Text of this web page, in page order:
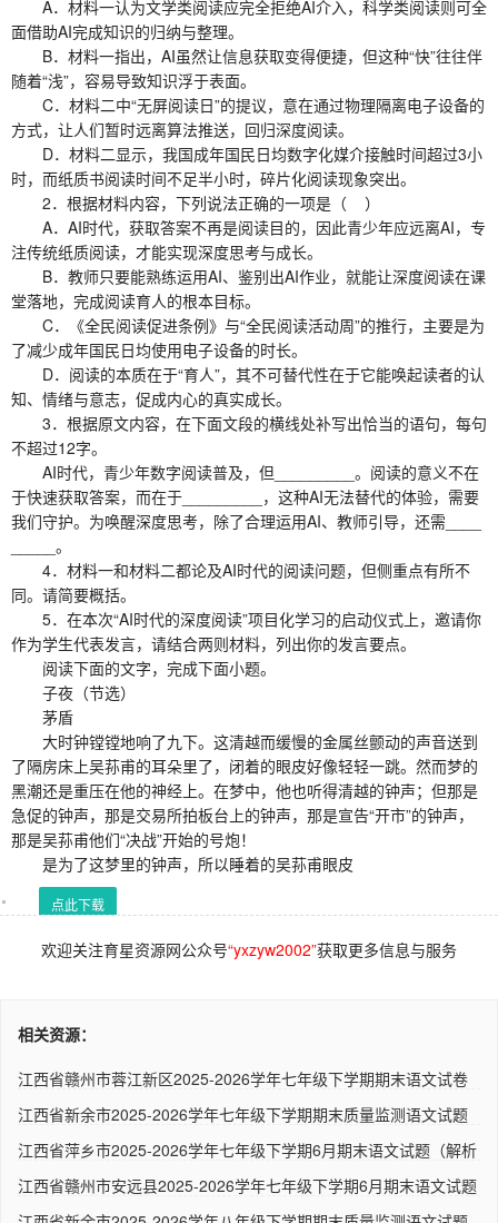
A．材料一认为文学类阅读应完全拒绝AI介入，科学类阅读则可全
面借助AI完成知识的归纳与整理。
B．材料一指出，AI虽然让信息获取变得便捷，但这种“快”往往伴
随着“浅”，容易导致知识浮于表面。
C．材料二中“无屏阅读日”的提议，意在通过物理隔离电子设备的
方式，让人们暂时远离算法推送，回归深度阅读。
D．材料二显示，我国成年国民日均数字化媒介接触时间超过3小
时，而纸质书阅读时间不足半小时，碎片化阅读现象突出。
2．根据材料内容，下列说法正确的一项是（ ）
A．AI时代，获取答案不再是阅读目的，因此青少年应远离AI，专
注传统纸质阅读，才能实现深度思考与成长。
B．教师只要能熟练运用AI、鉴别出AI作业，就能让深度阅读在课
堂落地，完成阅读育人的根本目标。
C．《全民阅读促进条例》与“全民阅读活动周”的推行，主要是为
了减少成年国民日均使用电子设备的时长。
D．阅读的本质在于“育人”，其不可替代性在于它能唤起读者的认
知、情绪与意志，促成内心的真实成长。
3．根据原文内容，在下面文段的横线处补写出恰当的语句，每句
不超过12字。
AI时代，青少年数字阅读普及，但_________。阅读的意义不在
于快速获取答案，而在于_________，这种AI无法替代的体验，需要
我们守护。为唤醒深度思考，除了合理运用AI、教师引导，还需____
_____。
4．材料一和材料二都论及AI时代的阅读问题，但侧重点有所不
同。请简要概括。
5．在本次“AI时代的深度阅读”项目化学习的启动仪式上，邀请你
作为学生代表发言，请结合两则材料，列出你的发言要点。
阅读下面的文字，完成下面小题。
子夜（节选）
茅盾
大时钟镗镗地响了九下。这清越而缓慢的金属丝颤动的声音送到
了隔房床上吴荪甫的耳朵里了，闭着的眼皮好像轻轻一跳。然而梦的
黑潮还是重压在他的神经上。在梦中，他也听得清越的钟声；但那是
急促的钟声，那是交易所拍板台上的钟声，那是宣告“开市”的钟声，
那是吴荪甫他们“决战”开始的号炮！
是为了这梦里的钟声，所以睡着的吴荪甫眼皮
点此下载
欢迎关注育星资源网公众号“yxzyw2002”获取更多信息与服务
相关资源：
江西省赣州市蓉江新区2025-2026学年七年级下学期期末语文试卷
江西省新余市2025-2026学年七年级下学期期末质量监测语文试题
江西省萍乡市2025-2026学年七年级下学期6月期末语文试题（解析
江西省赣州市安远县2025-2026学年七年级下学期6月期末语文试题